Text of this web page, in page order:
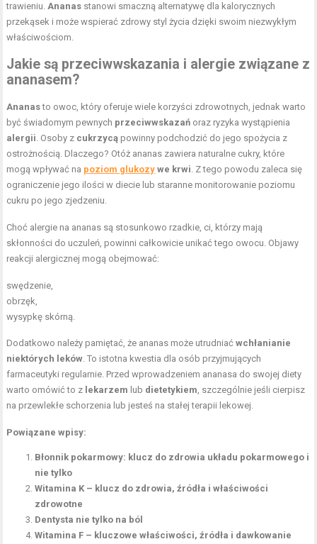
trawieniu.Ananas stanowi smaczną alternatywę dla kalorycznych
przekąsek i może wspierać zdrowy styl życia dzięki swoim niezwykłym
właściwościom.
Jakie są przeciwwskazania i alergie związane z
ananasem?
Ananasto owoc, który oferuje wiele korzyści zdrowotnych, jednak warto
być świadomym pewnych przeciwwskazań oraz ryzyka wystąpienia
alergii. Osoby z cukrzycą powinny podchodzić do jego spożycia z
ostrożnością. Dlaczego? Otóż ananas zawiera naturalne cukry, które
mogą wpływać na poziom glukozy we krwi. Z tego powodu zaleca się
ograniczenie jego ilości w diecie lub staranne monitorowanie poziomu
cukru po jego zjedzeniu.
Choć alergie na ananas są stosunkowo rzadkie, ci, którzy mają
skłonności do uczuleń, powinni całkowicie unikać tego owocu. Objawy
reakcji alergicznej mogą obejmować:
swędzenie,
obrzęk,
wysypkę skórną.
Dodatkowo należy pamiętać, że ananas może utrudniaćwchłanianie
niektórych leków. To istotna kwestia dla osób przyjmujących
farmaceutyki regularnie. Przed wprowadzeniem ananasa do swojej diety
warto omówić to z lekarzem lub dietetykiem, szczególnie jeśli cierpisz
na przewlekłe schorzenia lub jesteś na stałej terapii lekowej.
Powiązane wpisy:
Błonnik pokarmowy: klucz do zdrowia układu pokarmowego i
nie tylko
Witamina K – klucz do zdrowia, źródła i właściwości
zdrowotne
Dentysta nie tylko na ból
Witamina F – kluczowe właściwości, źródła i dawkowanie